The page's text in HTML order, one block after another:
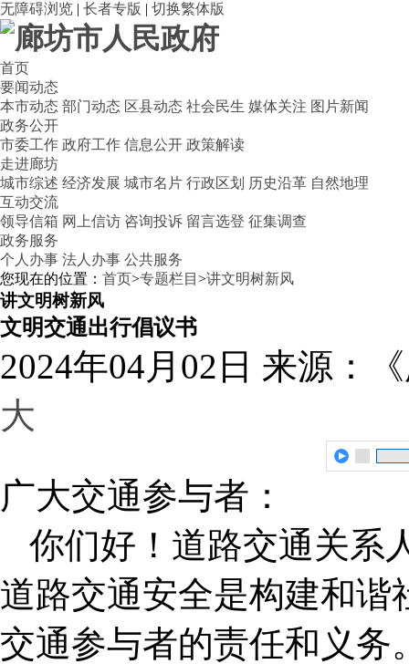
无障碍浏览 | 长者专版 | 切换繁体版
首页
要闻动态
本市动态 部门动态 区县动态 社会民生 媒体关注 图片新闻
政务公开
市委工作 政府工作 信息公开 政策解读
走进廊坊
城市综述 经济发展 城市名片 行政区划 历史沿革 自然地理
互动交流
领导信箱 网上信访 咨询投诉 留言选登 征集调查
政务服务
个人办事 法人办事 公共服务
您现在的位置： 首页>专题栏目 >讲文明树新风
讲文明树新风
文明交通出行倡议书
2024年04月02日 来源：
大
广大交通参与者：
你们好！道路交通关系
道路交通安全是构建和谐
交通参与者的责任和义务